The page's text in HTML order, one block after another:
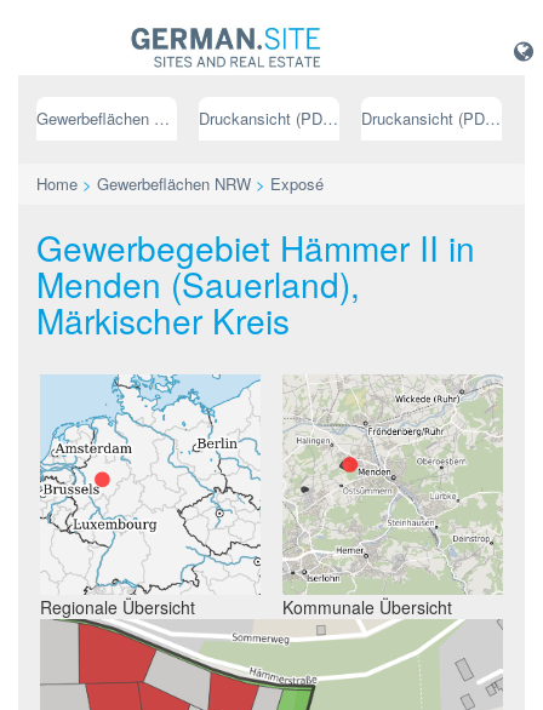
Gewerbeflächen NRW Druckansicht (PDF) // deutsch Druckansicht (PDF) // englisch
Home > Gewerbeflächen NRW > Exposé
Gewerbegebiet Hämmer II in
Menden (Sauerland),
Märkischer Kreis
Regionale Übersicht Kommunale Übersicht